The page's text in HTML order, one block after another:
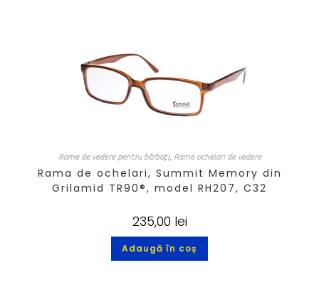
Rame de vedere pentru bărbați, Rame ochelari de vedere
Rama de ochelari, Summit Memory din
Grilamid TR90®, model RH207, C32
235,00 lei
Adaugă în coș